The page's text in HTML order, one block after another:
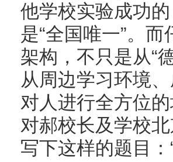
他学校实验成功
是“全国唯一”。
架构，不只是从“
从周边学习环境
对人进行全方位
对郝校长及学校
写下这样的题目：